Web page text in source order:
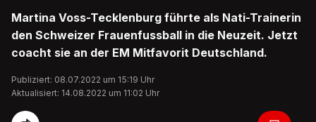
Martina Voss-Tecklenburg führte als Nati-Trainerin
den Schweizer Frauenfussball in die Neuzeit. Jetzt
coacht sie an der EM Mitfavorit Deutschland.
Publiziert: 08.07.2022 um 15:19 Uhr
Aktualisiert: 14.08.2022 um 11:02 Uhr